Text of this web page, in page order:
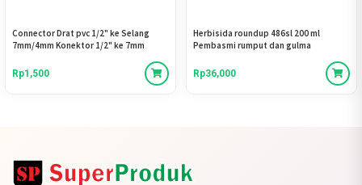
Connector Drat pvc 1/2" ke Selang
7mm/4mm Konektor 1/2" ke 7mm
Rp1,500
Herbisida roundup 486sl 200 ml
Pembasmi rumput dan gulma
Rp36,000